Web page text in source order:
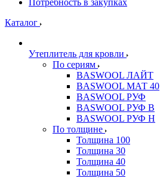
Потребность в закупках
Каталог
Утеплитель для кровли
По сериям
BASWOOL ЛАЙТ
BASWOOL МАТ 40
BASWOOL РУФ
BASWOOL РУФ В
BASWOOL РУФ Н
По толщине
Толщина 100
Толщина 30
Толщина 40
Толщина 50